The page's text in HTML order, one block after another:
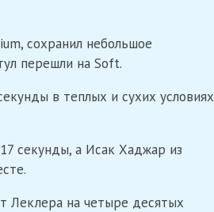
сохранил небольшое
перешли на Soft.
в теплых и сухих условиях
секунды, а Исак Хаджар из
Леклера на четыре десятых